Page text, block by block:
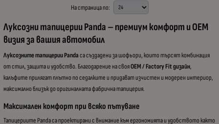
На страница по:
Луксозни тапицерии Panda – премиум комфорт и OEM
визия за вашия автомобил
Луксозните тапицерии Pandaса създадени за шофьори, които търсят комбинация
от стил, защита и удобство. Благодарение на свояOEM / Factory Fit дизайн,
калъфите прилягат плътно по седалките и придават изчистен и модерен интериор,
максимално близък до оригиналната фабрична тапицерия.
Максимален комфорт при всяко пътуване
Тапицериите Panda са проектирани с внимание към ергономията и удобството както